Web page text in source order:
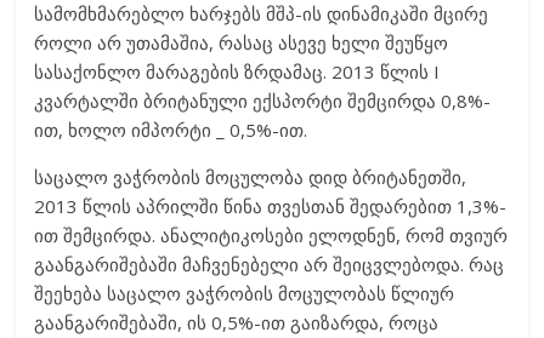
სამომხმარებლო ხარჯებს მშპ-ის დინამიკაში მცირე
როლი არ უთამაშია, რასაც ასევე ხელი შეუწყო
სასაქონლო მარაგების ზრდამაც. 2013 წლის I
კვარტალში ბრიტანული ექსპორტი შემცირდა 0,8%-
ით, ხოლო იმპორტი _ 0,5%-ით.
საცალო ვაჭრობის მოცულობა დიდ ბრიტანეთში,
2013 წლის აპრილში წინა თვესთან შედარებით 1,3%-
ით შემცირდა. ანალიტიკოსები ელოდნენ, რომ თვიურ
გაანგარიშებაში მაჩვენებელი არ შეიცვლებოდა. რაც
შეეხება საცალო ვაჭრობის მოცულობას წლიურ
გაანგარიშებაში, ის 0,5%-ით გაიზარდა, როცა